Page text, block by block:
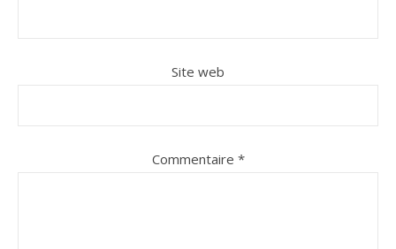
Site web
Commentaire *